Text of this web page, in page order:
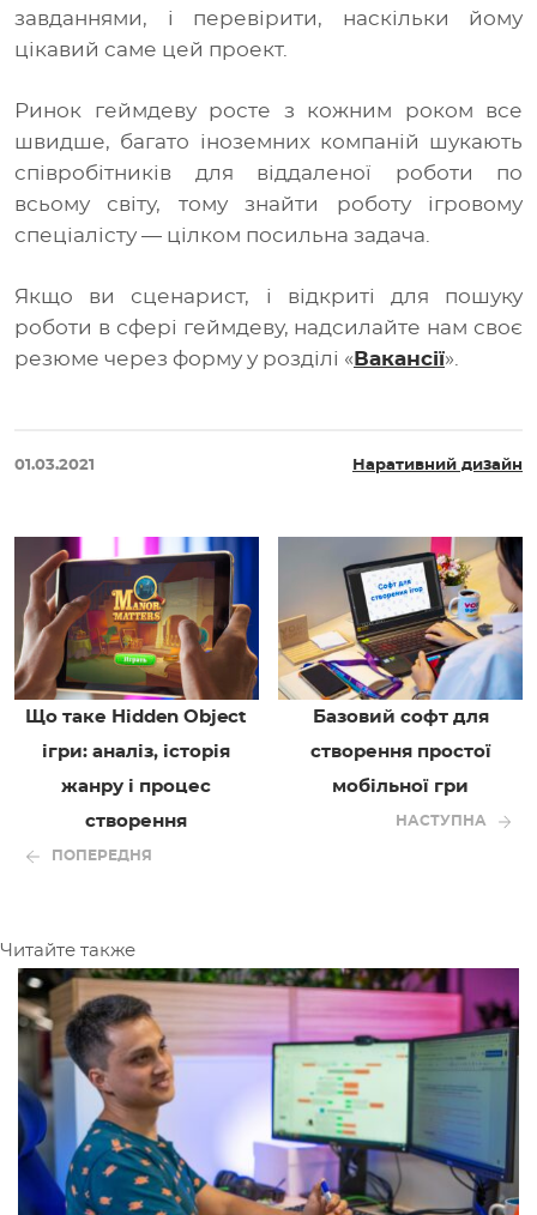
завданнями, і перевірити, наскільки йому
цікавий саме цей проект.
Ринок геймдеву росте з кожним роком все
швидше, багато іноземних компаній шукають
співробітників для віддаленої роботи по
всьому світу, тому знайти роботу ігровому
спеціалісту — цілком посильна задача.
Якщо ви сценарист, і відкриті для пошуку
роботи в сфері геймдеву, надсилайте нам своє
резюме через форму у розділі « Вакансії».
01.03.2021 Наративний дизайн
Що таке Hidden Object
ігри: аналіз, історія
жанру і процес
створення
ПОПЕРЕДНЯ
Базовий софт для
створення простої
мобільної гри
НАСТУПНА
Читайте также